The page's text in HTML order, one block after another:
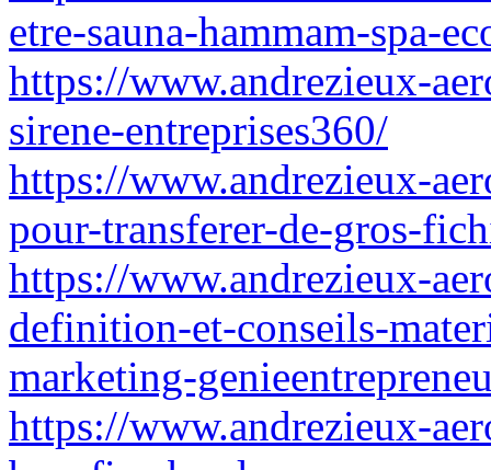
etre-sauna-hammam-spa-
https://www.andrezieux-
sirene-entreprises360/
https://www.andrezieux-
pour-transferer-de-gros-
https://www.andrezieux-
definition-et-conseils-
marketing-
https://www.andrezieux-